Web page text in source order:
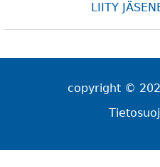
LIITY
copyright ©